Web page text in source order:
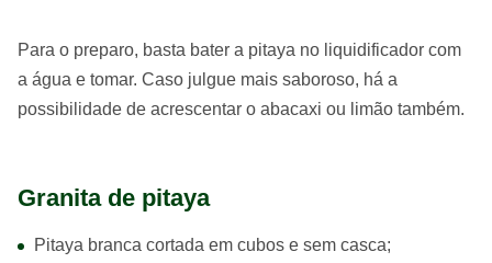
Para o preparo, basta bater a pitaya no liquidificador com
a água e tomar. Caso julgue mais saboroso, há a
possibilidade de acrescentar o abacaxi ou limão também.
Granita de pitaya
Pitaya branca cortada em cubos e sem casca;